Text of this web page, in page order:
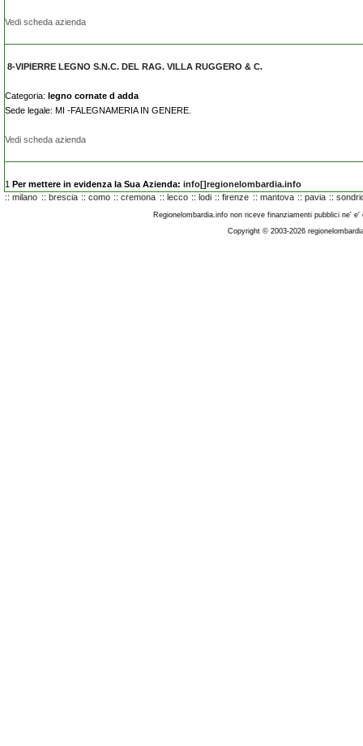
Vedi scheda azienda
8-VIPIERRE LEGNO S.N.C. DEL RAG. VILLA RUGGERO & C.
Categoria: legno cornate d adda
Sede legale: MI -FALEGNAMERIA IN GENERE.
Vedi scheda azienda
1 Per mettere in evidenza la Sua Azienda: info[]regionelombardia.info
::milano :: brescia :: como ::cremona :: lecco :: lodi ::firenze :: mantova :: pavia ::
Regionelombardia.info non riceve finanziamenti pubblici ne'
Copyright © 2003-2026